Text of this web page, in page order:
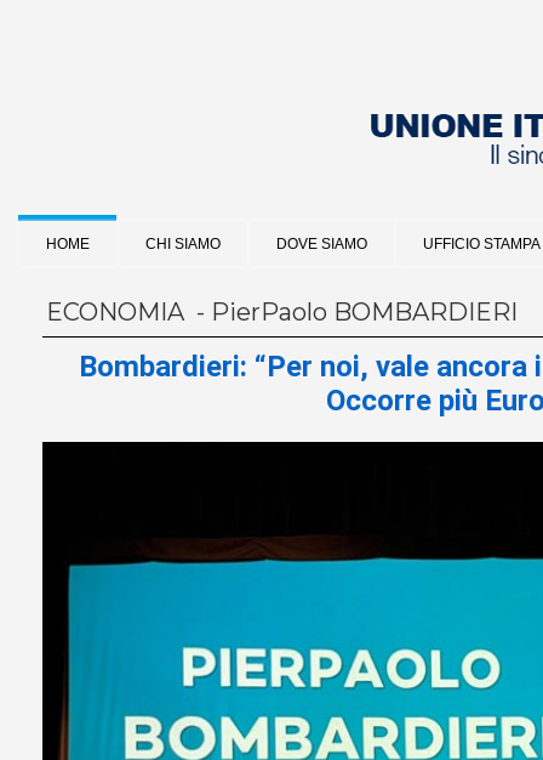
HOME CHI SIAMO DOVE SIAMO UFFICIO STAMPA
ECONOMIA - PierPaolo BOMBARDIERI
Bombardieri: “Per noi, vale
Occorre più